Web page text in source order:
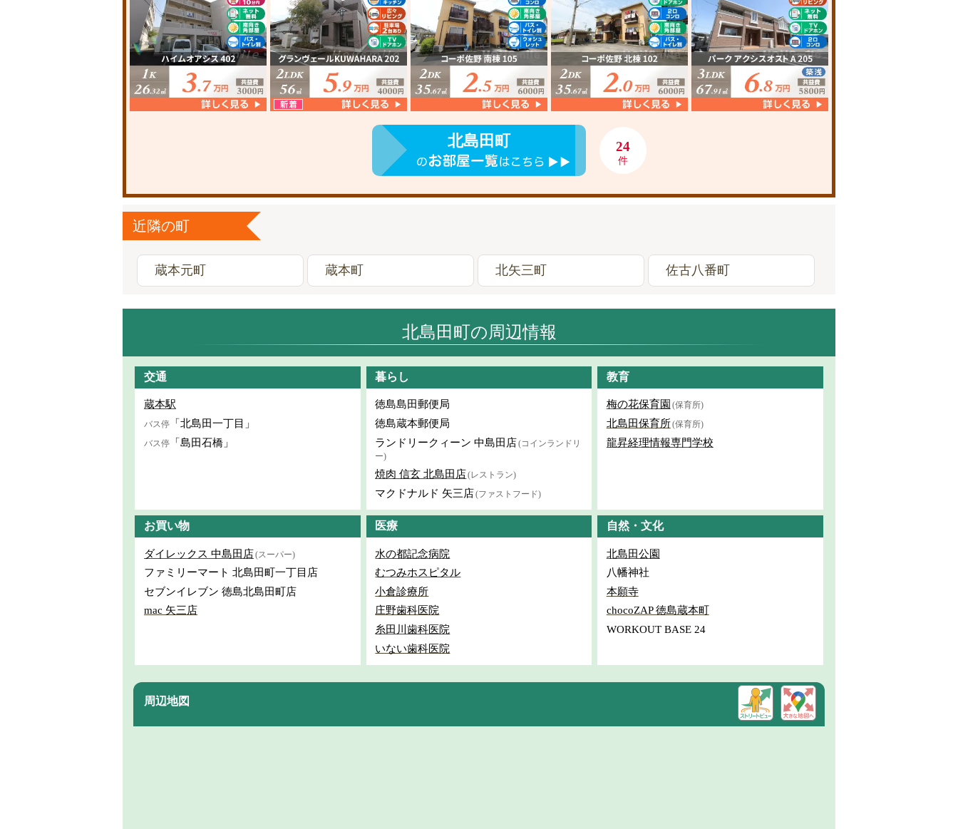
北島田町 24
件
近隣の町
蔵本元町 蔵本町 北矢三町 佐古八番町
北島田町の周辺情報
交通
蔵本駅
バス停 「北島田一丁目」
バス停 「島田石橋」
暮らし
徳島島田郵便局
徳島蔵本郵便局
ランドリークィーン 中島田店(コインランドリ
ー)
焼肉 信玄 北島田店(レストラン)
マクドナルド 矢三店(ファストフード)
教育
梅の花保育園 (保育所)
北島田保育所(保育所)
龍昇経理情報専門学校
お買い物
ダイレックス 中島田店(スーパー)
ファミリーマート 北島田町一丁目店
セブンイレブン 徳島北島田町店
mac 矢三店
医療
水の都記念病院
むつみホスピタル
小倉診療所
庄野歯科医院
糸田川歯科医院
いない歯科医院
自然・文化
北島田公園
八幡神社
本願寺
chocoZAP 徳島蔵本町
WORKOUT BASE 24
周辺地図